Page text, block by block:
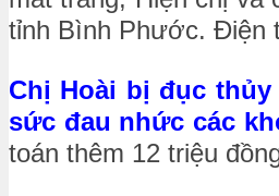
tỉnh Bình Phước. Điện
Chị Hoài bị đục
sức đau nhức các
toán thêm 12 triệu